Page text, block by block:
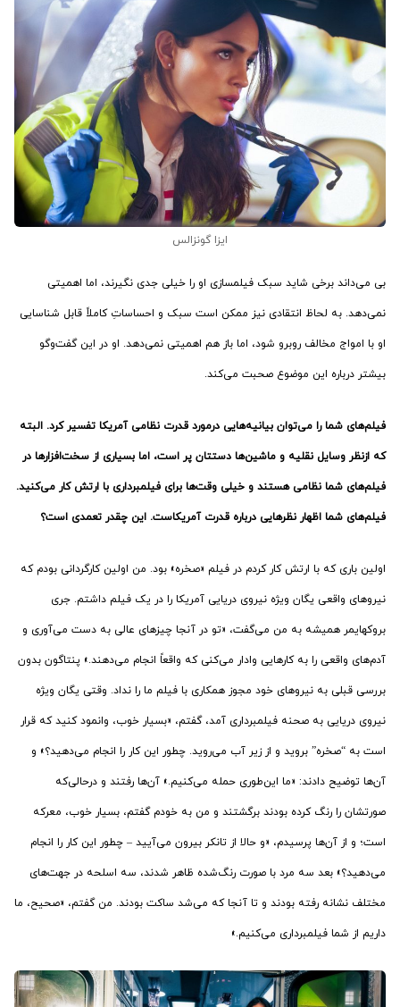
ایزا گونزالس
بی می‌داند برخی شاید سبک فیلمسازی او را خیلی جدی نگیرند، اما اهمیتی
نمی‌دهد. به لحاظ انتقادی نیز ممکن است سبک و احساساتِ کاملاً قابل شناسایی
او با امواج مخالف روبرو شود، اما باز هم اهمیتی نمی‌دهد. او در این گفت‌وگو
بیشتر درباره این موضوع صحبت می‌کند.
فیلم‌های شما را می‌توان بیانیه‌هایی درمورد قدرت نظامی آمریکا تفسیر کرد. البته
که ازنظر وسایل نقلیه و ماشین‌ها دستتان پر است، اما بسیاری از سخت‌افزارها در
فیلم‌های شما نظامی هستند و خیلی وقت‌ها برای فیلمبرداری‌ با ارتش کار می‌کنید.
فیلم‌های شما اظهار نظرهایی درباره قدرت آمریکاست. این چقدر تعمدی است؟
اولین باری که با ارتش کار کردم در فیلم «صخره» بود. من اولین کارگردانی بودم که
نیروهای واقعی یگان ویژه نیروی دریایی آمریکا را در یک فیلم داشتم. جری
بروکهایمر همیشه به من می‌گفت، «تو در آنجا چیزهای عالی به دست می‌آوری و
آدم‌های واقعی را به کارهایی وادار می‌کنی که واقعاً انجام می‌دهند.» پنتاگون بدون
بررسی قبلی به نیروهای خود مجوز همکاری با فیلم ما را نداد. وقتی یگان ویژه
نیروی دریایی به صحنه فیلمبرداری آمد، گفتم، «بسیار خوب، وانمود کنید که قرار
است به “صخره” بروید و از زیر آب می‌روید. چطور این کار را انجام می‌دهید؟» و
آن‌ها توضیح دادند: «ما این‌طوری حمله می‌کنیم.» آن‌ها رفتند و درحالی‌که
صورتشان را رنگ کرده بودند برگشتند و من به خودم گفتم، بسیار خوب، معرکه
است؛ و از آن‌ها پرسیدم، «و حالا از تانکر بیرون می‌آیید – چطور این کار را انجام
می‌دهید؟» بعد سه مرد با صورت رنگ‌شده ظاهر ‌شدند، سه اسلحه در جهت‌های
مختلف نشانه رفته بودند و تا آنجا که می‌شد ساکت بودند. من گفتم، «صحیح، ما
داریم از شما فیلمبرداری می‌کنیم.»